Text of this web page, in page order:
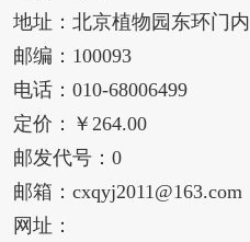
地址：北京植物园东环门内
邮编：100093
电话：010-68006499
定价：￥264.00
邮发代号：0
邮箱：cxqyj2011@163.com
网址：